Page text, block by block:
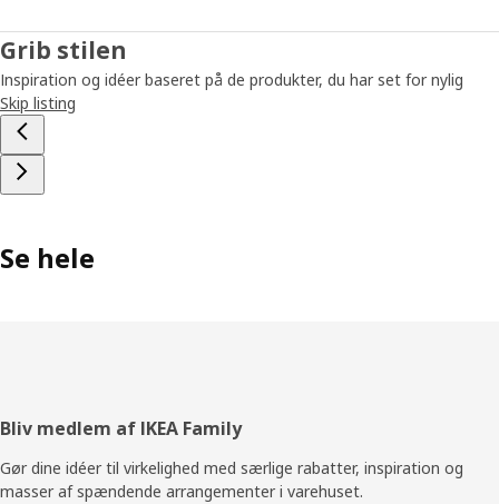
Grib stilen
Inspiration og idéer baseret på de produkter, du har set for nylig
Skip listing
Se hele
Footer
Bliv medlem af IKEA Family
Gør dine idéer til virkelighed med særlige rabatter, inspiration og
masser af spændende arrangementer i varehuset.